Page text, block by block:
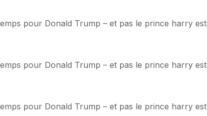
pour Donald Trump – et pas le prince harry est
pour Donald Trump – et pas le prince harry est
pour Donald Trump – et pas le prince harry est